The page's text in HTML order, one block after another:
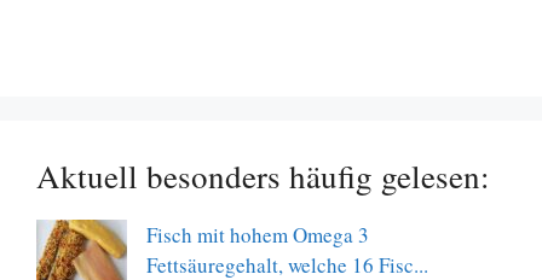
Aktuell besonders häufig gelesen:
Fisch mit hohem Omega 3
Fettsäuregehalt, welche 16 Fisc...